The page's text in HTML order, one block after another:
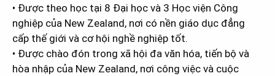
• Được theo học tại 8 Đại học và 3 Học viện Công
nghiệp của New Zealand, nơi có nền giáo dục đẳng
cấp thế giới và cơ hội nghề nghiệp tốt.
• Được chào đón trong xã hội đa văn hóa, tiến bộ và
hòa nhập của New Zealand, nơi công việc và cuộc